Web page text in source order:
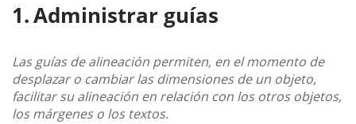
Administrar guías
Las guías de alineación permiten, en el momento de
desplazar o cambiar las dimensiones de un objeto,
facilitar su alineación en relación con los otros objetos,
los márgenes o los textos.